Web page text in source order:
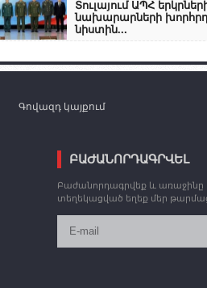
Տուլայում ԱՊՀ
նախարարների
նիստին...
Գովազդ կայքում
ԲԱԺԱՆՈՐԴԱԳՐՎԵԼ
Բաժանորդագրվեք և առաջինը
տեղեկացված եղեք մեր